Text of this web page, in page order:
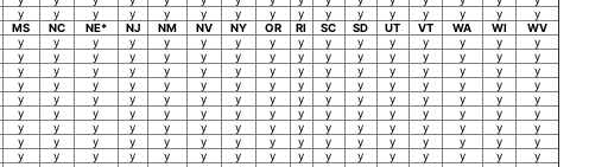
y y y y y y y y y y y y y y y
y
MS NC NE* NJ NM NV NY OR RI SC SD UT VT WA WI
WV
y y y y y y y y y y y y y y y
y
y y y y y y y y y y y y y y y
y
y y y y y y y y y y y y y y y
y
y y y y y y y y y y y y y y y
y
y y y y y y y y y y y y y y y
y
y y y y y y y y y y y y y y y
y
y y y y y y y y y y y y y y y
y
y y y y y y y y y y y y y y y
y
y y y y y y y y y y y y y y y
y